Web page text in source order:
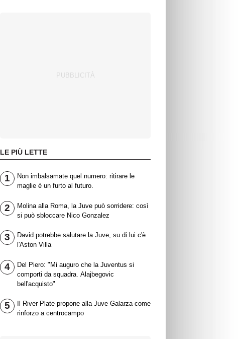
LE PIÙ LETTE
1
Non imbalsamate quel numero: ritirare le
maglie è un furto al futuro.
2
Molina alla Roma, la Juve può sorridere: così
si può sbloccare Nico Gonzalez
3
David potrebbe salutare la Juve, su di lui c'è
l'Aston Villa
4
Del Piero: "Mi auguro che la Juventus si
comporti da squadra. Alajbegovic
bell'acquisto"
5
Il River Plate propone alla Juve Galarza come
rinforzo a centrocampo